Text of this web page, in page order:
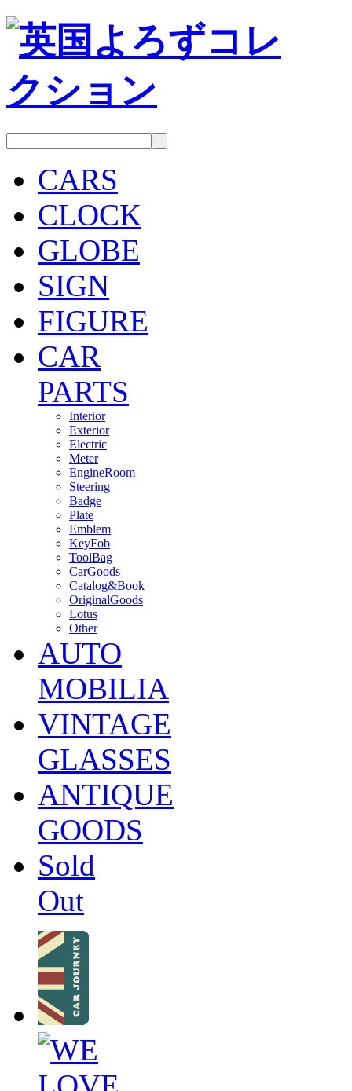
CARS
CLOCK
GLOBE
SIGN
FIGURE
CAR
PARTS
Interior
Exterior
Electric
Meter
EngineRoom
Steering
Badge
Plate
Emblem
KeyFob
ToolBag
CarGoods
Catalog&Book
OriginalGoods
Lotus
Other
AUTO
MOBILIA
VINTAGE
GLASSES
ANTIQUE
GOODS
Sold
Out